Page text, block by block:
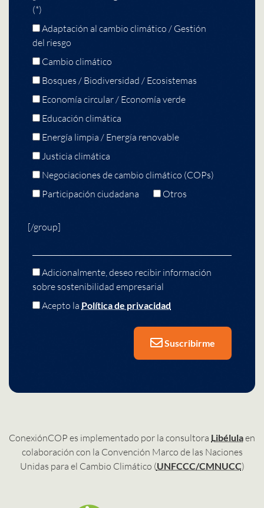
(*)
Adaptación al cambio climático / Gestión
del riesgo
Cambio climático
Bosques / Biodiversidad / Ecosistemas
Economía circular / Economía verde
Educación climática
Energía limpia / Energía renovable
Justicia climática
Negociaciones de cambio climático (COPs)
Participación ciudadana
Otros
[/group]
Adicionalmente, deseo recibir información
sobre sostenibilidad empresarial
Acepto la Política de privacidad
Suscribirme
ConexiónCOP es implementado por la consultora Libélulaen
colaboración con la Convención Marco de las Naciones
Unidas para el Cambio Climático (UNFCCC/CMNUCC)